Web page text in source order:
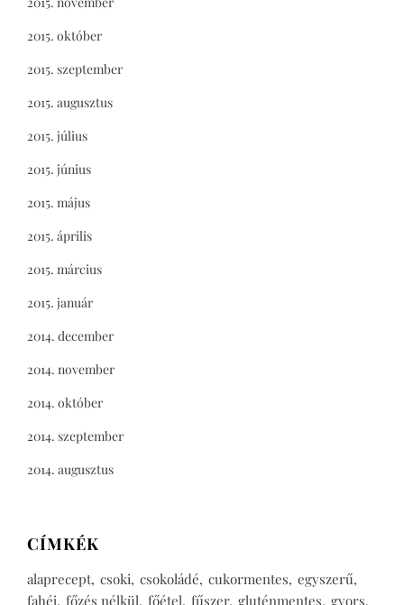
2015. október
2015. szeptember
2015. augusztus
2015. július
2015. június
2015. május
2015. április
2015. március
2015. január
2014. december
2014. november
2014. október
2014. szeptember
2014. augusztus
CÍMKÉK
alaprecept csoki csokoládé cukormentes egyszerű
fahéj főzés nélkül főétel fűszer gluténmentes gyors